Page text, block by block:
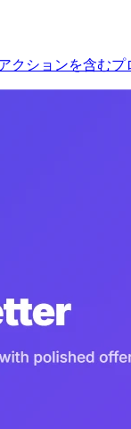
クションを含む